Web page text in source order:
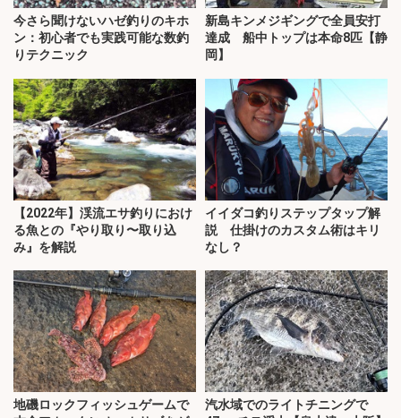
今さら聞けないハゼ釣りのキホ
ン：初心者でも実践可能な数釣
りテクニック
新島キンメジギングで全員安打
達成 船中トップは本命8匹【静
岡】
【2022年】渓流エサ釣りにおけ
る魚との『やり取り〜取り込
み』を解説
イイダコ釣りステップタップ解
説 仕掛けのカスタム術はキリ
なし？
地磯ロックフィッシュゲームで
汽水域でのライトチニングで